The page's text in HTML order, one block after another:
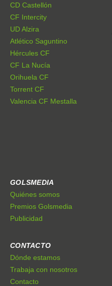
CD Castellón
CF Intercity
UD Alzira
Atlético Saguntino
Hércules CF
CF La Nucía
Orihuela CF
Torrent CF
Valencia CF Mestalla
GOLSMEDIA
Quiénes somos
Premios Golsmedia
Publicidad
CONTACTO
Dónde estamos
Trabaja con nosotros
Contacto